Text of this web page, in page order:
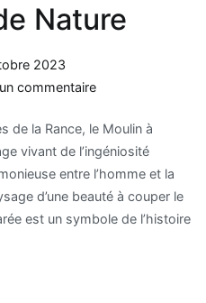
Nature
2023
commentaire
de la Rance, le Moulin à
vivant de l’ingéniosité
entre l’homme et la
d’une beauté à couper le
est un symbole de l’histoire